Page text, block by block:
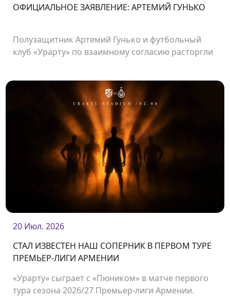
ОФИЦИАЛЬНОЕ ЗАЯВЛЕНИЕ: АРТЕМИЙ ГУНЬКО
Полузащитник Артемий Гунько и футбольный
клуб «Урарту» по взаимному согласию расторгли
20 Июл. 2026
СТАЛ ИЗВЕСТЕН НАШ СОПЕРНИК В ПЕРВОМ ТУРЕ
ПРЕМЬЕР-ЛИГИ АРМЕНИИ
«Урарту» сыграет с «Пюником» в матче первого
тура сезона 2026/27 Премьер-лиги Армении.